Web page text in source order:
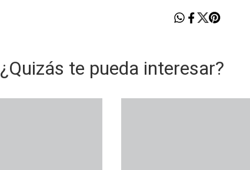
¿Quizás te pueda interesar?